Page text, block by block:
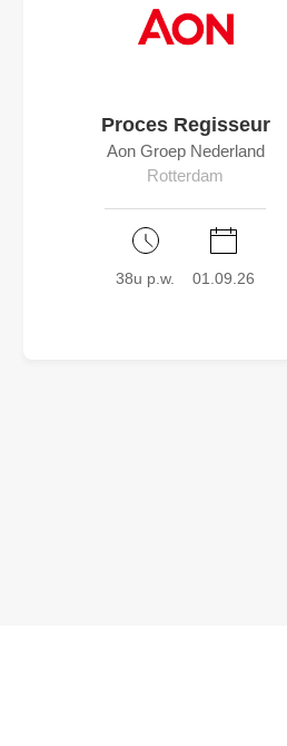
Proces Regisseur
Aon Groep Nederland
Rotterdam
38u p.w. 01.09.26